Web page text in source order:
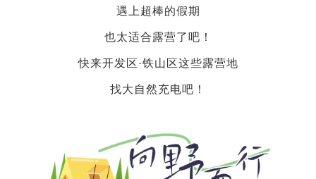
遇上超棒的假期
也太适合露营了吧！
快来开发区·铁山区这些露营地
找大自然充电吧！